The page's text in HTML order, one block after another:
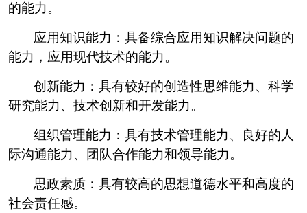
的能力。
应用知识能力：具备综合应用知识解决问题的
能力，应用现代技术的能力。
创新能力：具有较好的创造性思维能力、科学
研究能力、技术创新和开发能力。
组织管理能力：具有技术管理能力、良好的人
际沟通能力、团队合作能力和领导能力。
思政素质：具有较高的思想道德水平和高度的
社会责任感。